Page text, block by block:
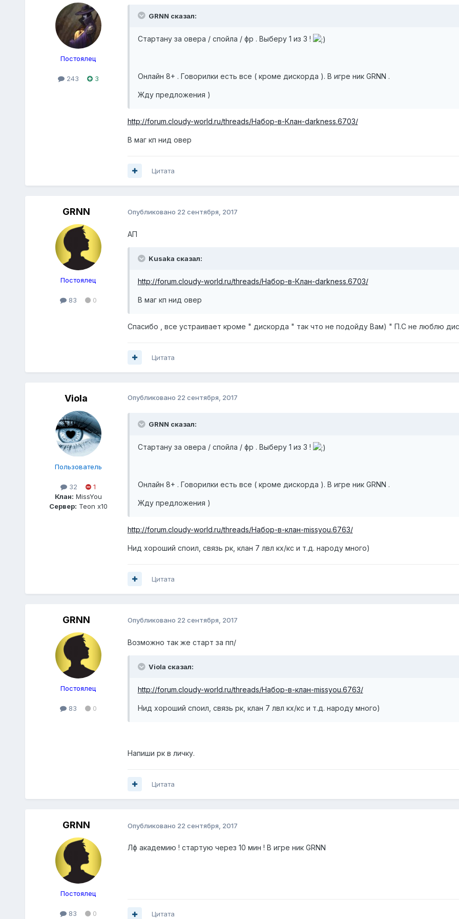
Постоялец
243 3
GRNN сказал:
Стартану за овера / спойла / фр . Выберу 1 из 3 !
Онлайн 8+ . Говорилки есть все ( кроме дискорда ). В игре ник GRNN .
Жду предложения )
http://forum.cloudy-world.ru/threads/Набор-в-Клан-darkness.6703/
В маг кп нид овер
Цитата
GRNN
Постоялец
83 0
Опубликовано 22 сентября, 2017
АП
Kusaka сказал:
http://forum.cloudy-world.ru/threads/Набор-в-Клан-darkness.6703/
В маг кп нид овер
Спасибо , все устраивает кроме " дискорда " так что не подойду Вам) " П.С не люблю
Цитата
Viola
Пользователь
32
1
Клан: MissYou
Сервер: Teon x10
Опубликовано 22 сентября, 2017
GRNN сказал:
Стартану за овера / спойла / фр . Выберу 1 из 3 !
Онлайн 8+ . Говорилки есть все ( кроме дискорда ). В игре ник GRNN .
Жду предложения )
http://forum.cloudy-world.ru/threads/Набор-в-клан-missyou.6763/
Нид хороший споил, связь рк, клан 7 лвл кх/кс и т.д. народу много)
Цитата
GRNN
Постоялец
83 0
Опубликовано 22 сентября, 2017
Возможно так же старт за пп/
Viola сказал:
http://forum.cloudy-world.ru/threads/Набор-в-клан-missyou.6763/
Нид хороший споил, связь рк, клан 7 лвл кх/кс и т.д. народу много)
Напиши рк в личку.
Цитата
GRNN
Постоялец
83 0
Опубликовано 22 сентября, 2017
Лф академию ! стартую через 10 мин ! В игре ник GRNN
Цитата